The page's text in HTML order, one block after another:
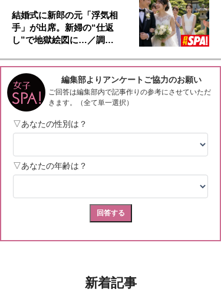
結婚式に新郎の元「浮気相
手」が出席。新婦の“仕返
し”で地獄絵図に…／調…
新着記事